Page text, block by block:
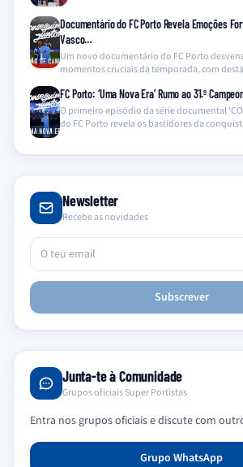
Documentário do FC Porto Revela Emoções
Vasco…
Um novo documentário do FC Porto
momentos cruciais da temporada, com
FC Porto: ‘Uma Nova Era’ Rumo ao 31.º
O primeiro episódio da série documental
do FC Porto revela os bastidores da
Newsletter
Recebe as novidades
Subscrever
Junta-te à Comunidade
Grupos oficiais Super Portistas
Entra nos grupos oficiais e discute com
Grupo WhatsApp